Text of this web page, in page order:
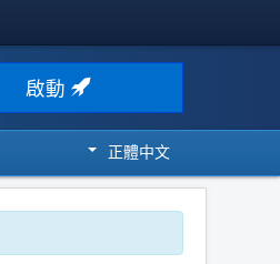
啟動
正體中文